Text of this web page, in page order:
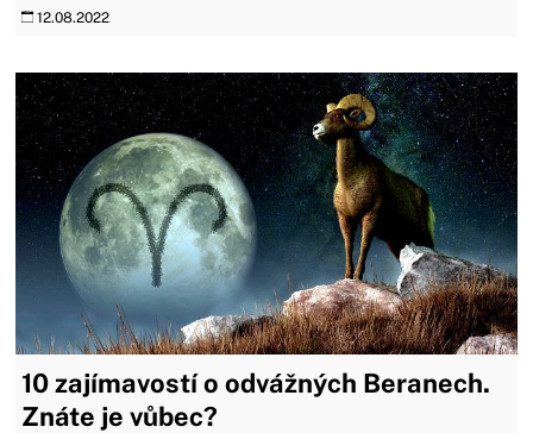
12.08.2022
10 zajímavostí o odvážných Beranech.
Znáte je vůbec?